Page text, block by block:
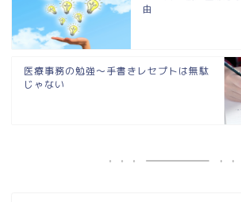
由
医療事務の勉強～手書きレセプトは無駄
じゃない